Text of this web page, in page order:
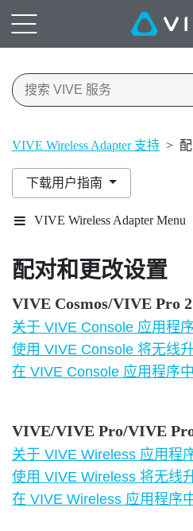
VIVE Wireless Adapter 支持 >
下载用户指南
VIVE Wireless Adapter Menu
配对和更改设置
VIVE Cosmos/VIVE Pro 2
关于 VIVE Console 应用程
使用 VIVE Console 将无线
在 VIVE Console 应用程序
VIVE/VIVE Pro/VIVE
关于 VIVE Wireless 应用程
使用 VIVE Wireless 将无线
在 VIVE Wireless 应用程序